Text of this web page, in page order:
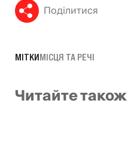
Поділитися
МІТКИМІСЦЯ ТА РЕЧІ
Читайте також